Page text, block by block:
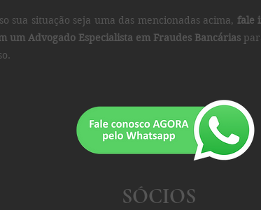
sua situação seja uma das mencionadas acima, fale
um Advogado Especialista em Fraudes Bancárias
SÓCIOS